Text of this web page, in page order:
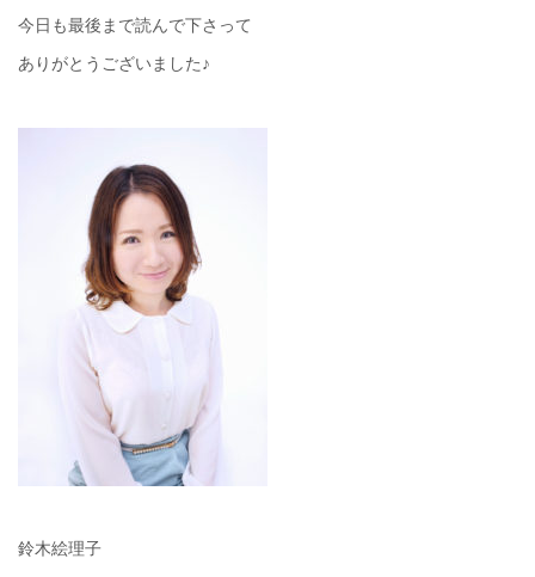
今日も最後まで読んで下さって
ありがとうございました♪
鈴木絵理子